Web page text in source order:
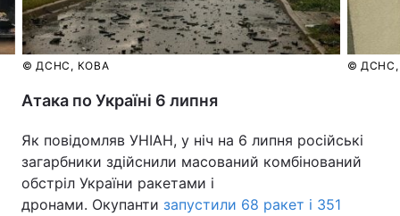
© ДСНС, КОВА © ДСНС,
Атака по Україні 6 липня
Як повідомляв УНІАН, у ніч на 6 липня російські
загарбники здійснили масований комбінований
обстріл України ракетами і
дронами. Окупанти запустили 68 ракет і 351